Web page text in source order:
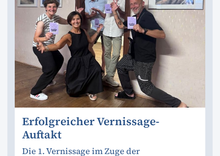
Erfolgreicher Vernissage-
Auftakt
Die 1. Vernissage im Zuge der